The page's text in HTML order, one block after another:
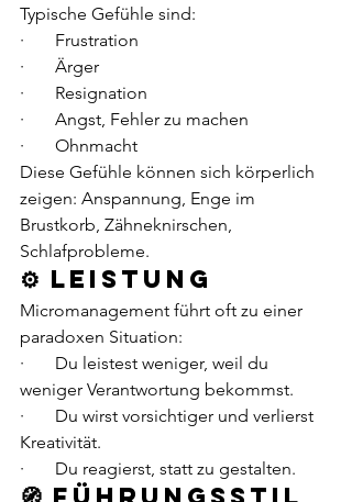
Typische Gefühle sind:
·       Frustration
·       Ärger
·       Resignation
·       Angst, Fehler zu machen
·       Ohnmacht
Diese Gefühle können sich körperlich
zeigen: Anspannung, Enge im
Brustkorb, Zähneknirschen,
Schlafprobleme.
⚙️ Leistung
Micromanagement führt oft zu einer
paradoxen Situation:
·       Du leistest weniger, weil du
weniger Verantwortung bekommst.
·       Du wirst vorsichtiger und verlierst
Kreativität.
·       Du reagierst, statt zu gestalten.